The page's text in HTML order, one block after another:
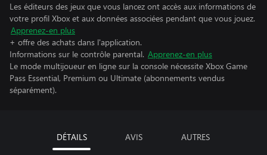
Les éditeurs des jeux que vous lancez ont accès aux informations de
votre profil Xbox et aux données associées pendant que vous jouez.
Apprenez-en plus
+ offre des achats dans l'application.
Informations sur le contrôle parental. Apprenez-en plus
Le mode multijoueur en ligne sur la console nécessite Xbox Game
Pass Essential, Premium ou Ultimate (abonnements vendus
séparément).
DÉTAILS AVIS AUTRES